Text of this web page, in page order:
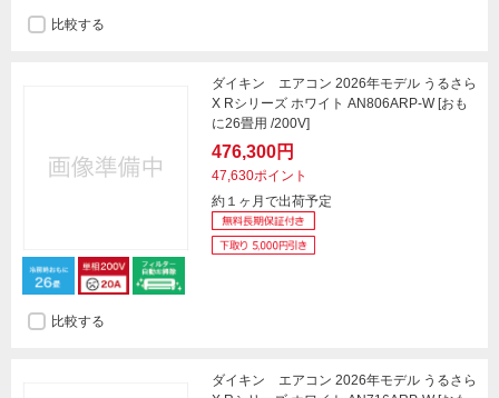
比較する
ダイキン エアコン 2026年モデル うるさら
X Rシリーズ ホワイト AN806ARP-W [おも
に26畳用 /200V]
476,300円
47,630ポイント
約１ヶ月で出荷予定
比較する
ダイキン エアコン 2026年モデル うるさら